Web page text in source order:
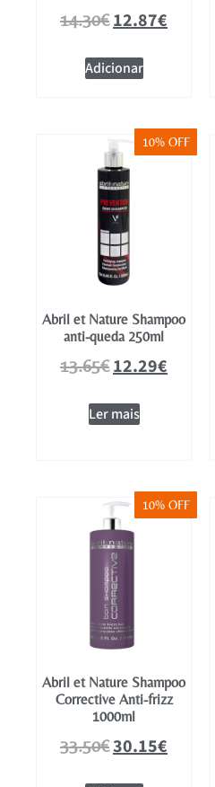
14.30€12.87€
Adicionar
10% OFF
Abril et Nature Shampoo
anti-queda 250ml
13.65€12.29€
Ler mais
10% OFF
Abril et Nature Shampoo
Corrective Anti-frizz
1000ml
33.50€30.15€